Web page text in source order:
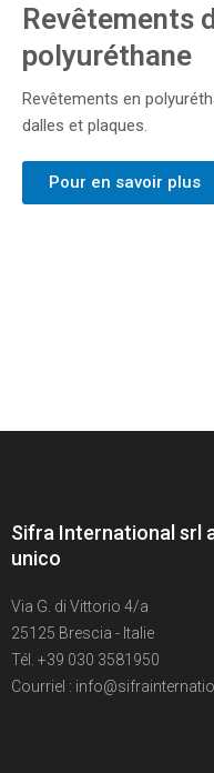
Revêtements
polyuréthane
Revêtements en
dalles et plaques.
Pour en savoir plus
Sifra International srl
unico
Via G. di Vittorio 4/a
25125 Brescia - Italie
Tél. +39 030 3581950
Courriel :